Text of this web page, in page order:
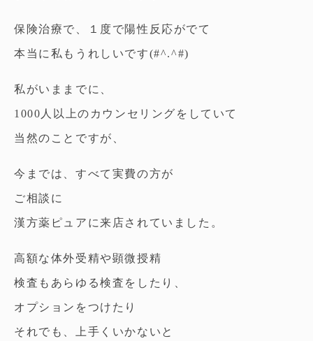
保険治療で、１度で陽性反応がでて
本当に私もうれしいです(#^.^#)
私がいままでに、
1000人以上のカウンセリングをしていて
当然のことですが、
今までは、すべて実費の方が
ご相談に
漢方薬ピュアに来店されていました。
高額な体外受精や顕微授精
検査もあらゆる検査をしたり、
オプションをつけたり
それでも、上手くいかないと